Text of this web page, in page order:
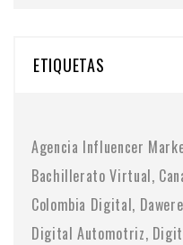
ETIQUETAS
Agencia Influencer
Bachillerato Virtual
Colombia Digital Dawere
Digital Automotriz